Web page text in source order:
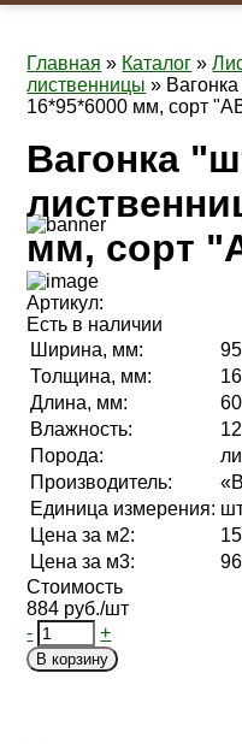
Главная » Каталог »
лиственницы »
16*95*6000 мм, сорт
Вагонка
мм, сорт
Артикул:
Есть в наличии
Ширина, мм:
95
Толщина, мм:
16
Длина, мм:
Влажность:
Порода:
Производитель:
Единица измерения:
Цена за м2:
Цена за м3:
Стоимость
884 руб./шт
-
+
В корзину